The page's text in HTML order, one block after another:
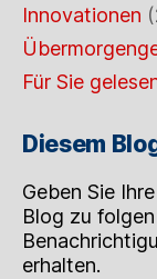
Innovationen
Für Sie
Diesem
Geben Sie
Blog zu
erhalten.